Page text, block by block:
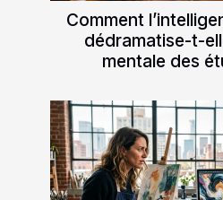
Comment
dédramatise-t-
mentale des